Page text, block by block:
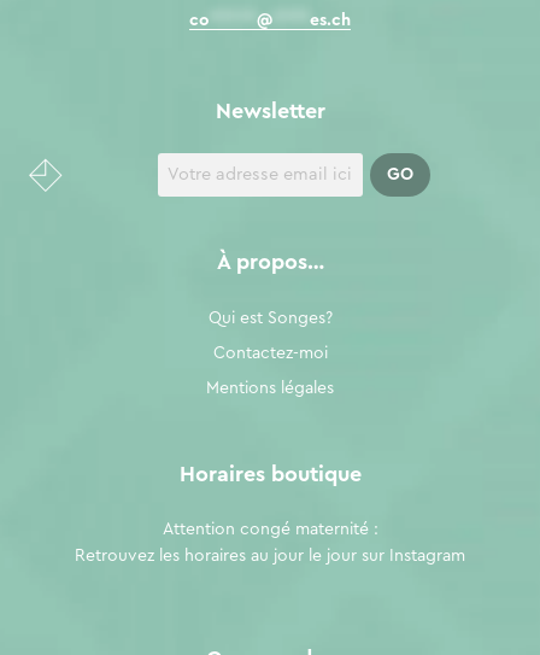
co
@ es.ch
À propos…
Qui est Songes?
Contactez-moi
Mentions légales
Newsletter
Horaires boutique
Attention congé maternité :
Retrouvez les horaires au jour le jour sur
Instagram